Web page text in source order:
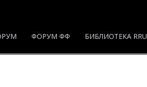
ФОРУМ ФФ БИБЛИОТЕКА RRU